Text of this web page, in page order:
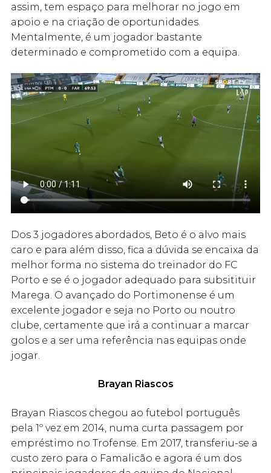
assim, tem espaço para melhorar no jogo em
apoio e na criação de oportunidades.
Mentalmente, é um jogador bastante
determinado e comprometido com a equipa.
Dos 3 jogadores abordados, Beto é o alvo mais
caro e para além disso, fica a dúvida se encaixa da
melhor forma no sistema do treinador do FC
Porto e se é o jogador adequado para subsitituir
Marega. O avançado do Portimonense é um
excelente jogador e seja no Porto ou noutro
clube, certamente que irá a continuar a marcar
golos e a ser uma referência nas equipas onde
jogar.
Brayan Riascos
Brayan Riascos chegou ao futebol português
pela 1º vez em 2014, numa curta passagem por
empréstimo no Trofense. Em 2017, transferiu-se a
custo zero para o Famalicão e agora é um dos